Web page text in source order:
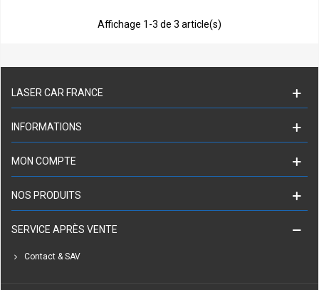
Affichage 1 -3 de 3 article(s)
LASER CAR FRANCE
INFORMATIONS
MON COMPTE
NOS PRODUITS
SERVICE APRÈS VENTE
Contact & SAV